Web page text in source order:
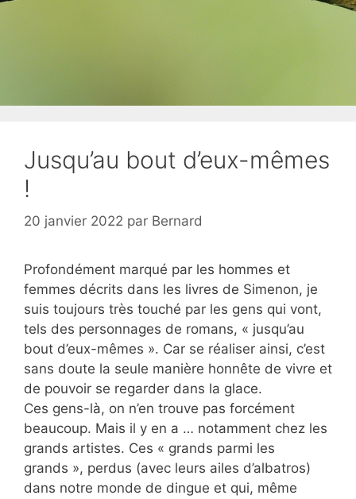
Jusqu’au bout d’eux-mêmes
!
20 janvier 2022 par Bernard
Profondément marqué par les hommes et
femmes décrits dans les livres de Simenon, je
suis toujours très touché par les gens qui vont,
tels des personnages de romans, « jusqu’au
bout d’eux-mêmes ». Car se réaliser ainsi, c’est
sans doute la seule manière honnête de vivre et
de pouvoir se regarder dans la glace.
Ces gens-là, on n’en trouve pas forcément
beaucoup. Mais il y en a … notamment chez les
grands artistes. Ces « grands parmi les
grands », perdus (avec leurs ailes d’albatros)
dans notre monde de dingue et qui, même